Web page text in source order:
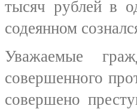
тысяч рублей в
содеянном
Уважаемые
совершенного
совершено